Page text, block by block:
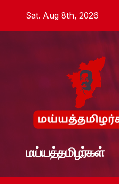
Sat. Aug 8th, 2026
மய்யத்தமிழர்கள்